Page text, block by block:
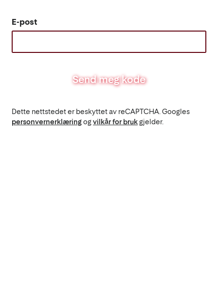
E-post
Send meg kode
Dette nettstedet er beskyttet av reCAPTCHA. Googles
personvernerklæringogvilkår for brukgjelder.